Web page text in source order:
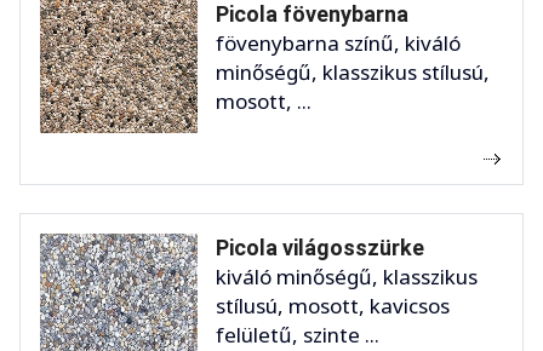
Picola fövenybarna
fövenybarna színű, kiváló
minőségű, klasszikus stílusú,
mosott, ...
Picola világosszürke
kiváló minőségű, klasszikus
stílusú, mosott, kavicsos
felületű, szinte ...